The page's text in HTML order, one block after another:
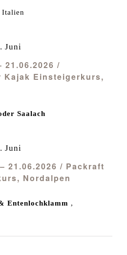
Italien
21.06.2026 /
Kajak Einsteigerkurs,
Juni
Saalach
21.06.2026 / Packraft
Nordalpen
Juni
Entenlochklamm ,